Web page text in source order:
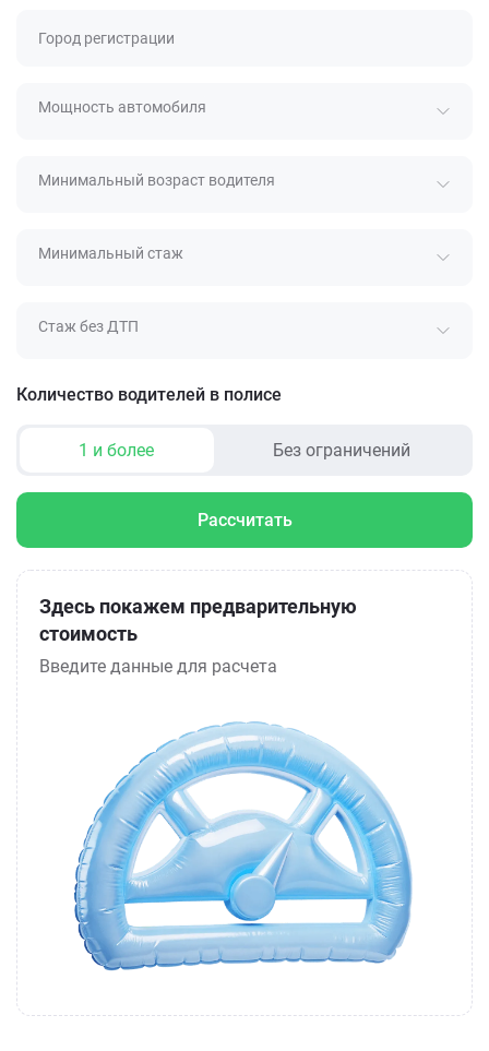
Город регистрации
Мощность автомобиля
Минимальный возраст водителя
Минимальный стаж
Стаж без ДТП
Количество водителей в полисе
1 и более Без ограничений
Рассчитать
Здесь покажем предварительную
стоимость
Введите данные для расчета